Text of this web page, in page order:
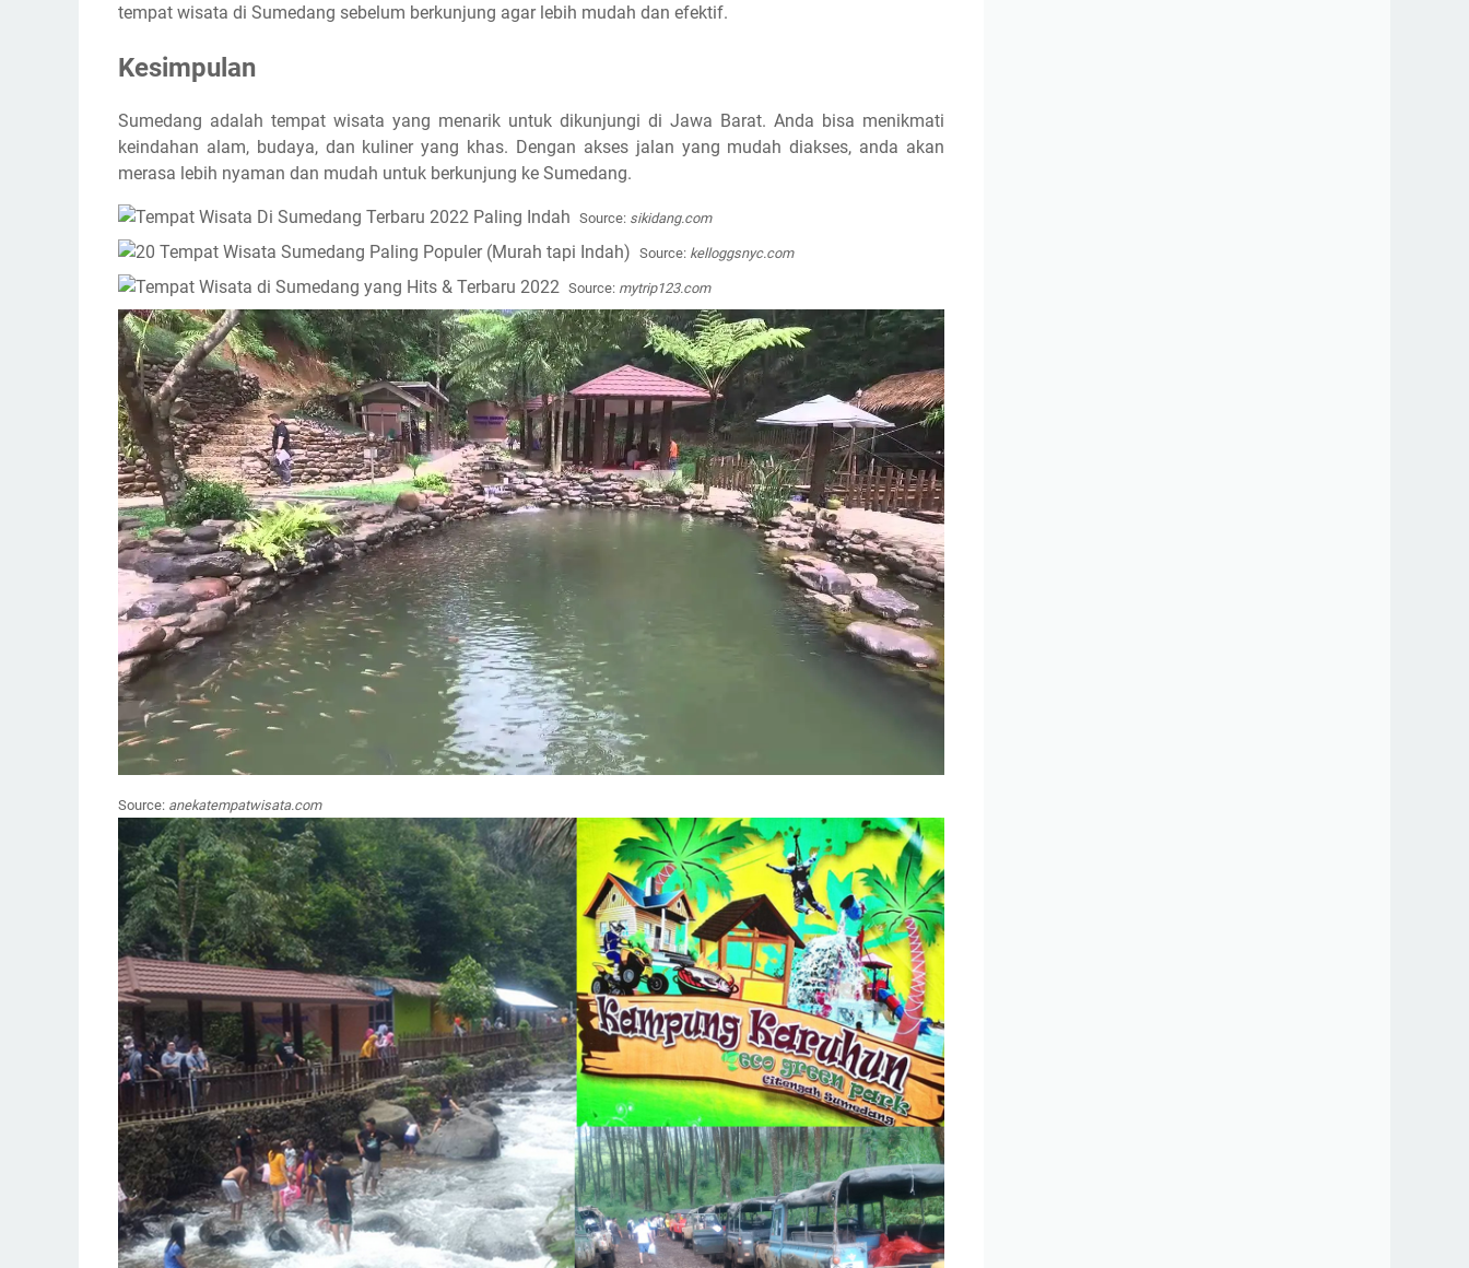
tempat wisata di Sumedang sebelum berkunjung agar lebih mudah dan efektif.
Kesimpulan
Sumedang adalah tempat wisata yang menarik untuk dikunjungi di Jawa Barat. Anda bisa menikmati
keindahan alam, budaya, dan kuliner yang khas. Dengan akses jalan yang mudah diakses, anda akan
merasa lebih nyaman dan mudah untuk berkunjung ke Sumedang.
Source: sikidang.com
Source: kelloggsnyc.com
Source: mytrip123.com
Source: anekatempatwisata.com